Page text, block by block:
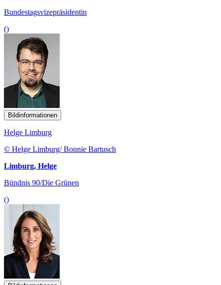
Bundestagsvizepräsidentin
()
Bildinformationen
Helge Limburg
© Helge Limburg/ Bonnie Bartusch
Limburg, Helge
Bündnis 90/Die Grünen
()